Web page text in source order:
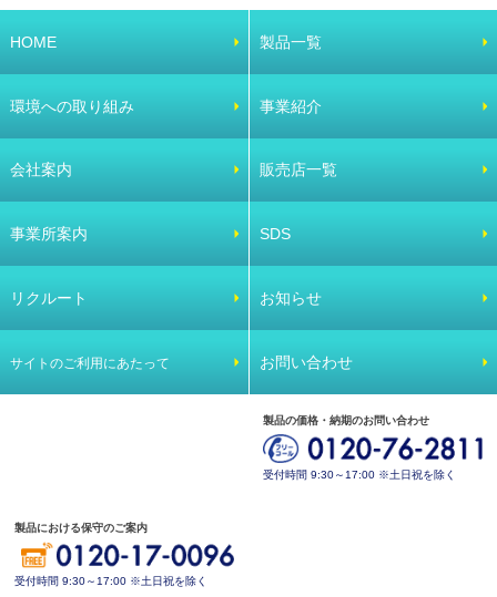
HOME 製品一覧
環境への取り組み 事業紹介
会社案内 販売店一覧
事業所案内 SDS
リクルート お知らせ
サイトのご利用にあたって お問い合わせ
製品の価格・納期のお問い合わせ
受付時間 9:30～17:00 ※土日祝を除く
製品における保守のご案内
受付時間 9:30～17:00 ※土日祝を除く